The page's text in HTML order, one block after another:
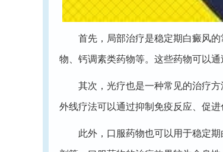
首先，局部治疗是稳定期白癜风的
物、钙调素类药物等。这些药物可以
其次，光疗也是一种常见的治疗方
外线疗法可以通过抑制免疫反应、促
此外，口服药物也可以用于稳定期